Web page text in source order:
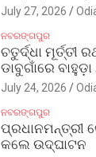
July 27, 2026
ନବରଙ୍ଗପୁର
ଚତୁର୍ଦ୍ଧା ମୂର୍ତ୍ତୀ
ଡାବୁଗାଁରେ
July 24, 2026
ନବରଙ୍ଗପୁର
ପ୍ରଧାନମନ୍ତ୍ରୀ
କଲେ ଉଦ୍‌ଘାଟନ